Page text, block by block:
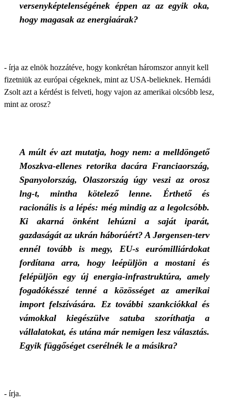
versenyképtelenségének éppen az az egyik oka,
hogy magasak az energiaárak?
- írja az elnök hozzátéve, hogy konkrétan háromszor annyit kell
fizetniük az európai cégeknek, mint az USA-belieknek. Hernádi
Zsolt azt a kérdést is felveti, hogy vajon az amerikai olcsóbb lesz,
mint az orosz?
A múlt év azt mutatja, hogy nem: a melldöngető
Moszkva-ellenes retorika dacára Franciaország,
Spanyolország, Olaszország úgy veszi az orosz
lng-t, mintha kötelező lenne. Érthető és
racionális is a lépés: még mindig az a legolcsóbb.
Ki akarná önként lehúzni a saját iparát,
gazdaságát az ukrán háborúért? A Jørgensen-terv
ennél tovább is megy, EU-s eurómilliárdokat
fordítana arra, hogy leépüljön a mostani és
felépüljön egy új energia-infrastruktúra, amely
fogadókésszé tenné a közösséget az amerikai
import felszívására. Ez további szankciókkal és
vámokkal kiegészülve satuba szoríthatja a
vállalatokat, és utána már nemigen lesz választás.
Egyik függőséget cserélnék le a másikra?
- írja.